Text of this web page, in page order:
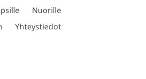
Nuorille
Yhteystiedot